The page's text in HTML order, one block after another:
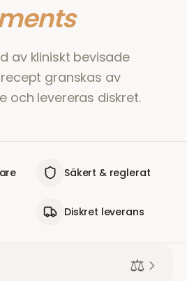
av kliniskt bevisade
granskas av
och levereras diskret.
Säkert & reglerat
Diskret leverans
⚖️